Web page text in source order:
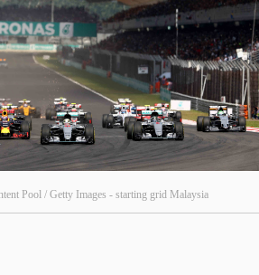
Pool / Getty Images - starting grid Malaysia